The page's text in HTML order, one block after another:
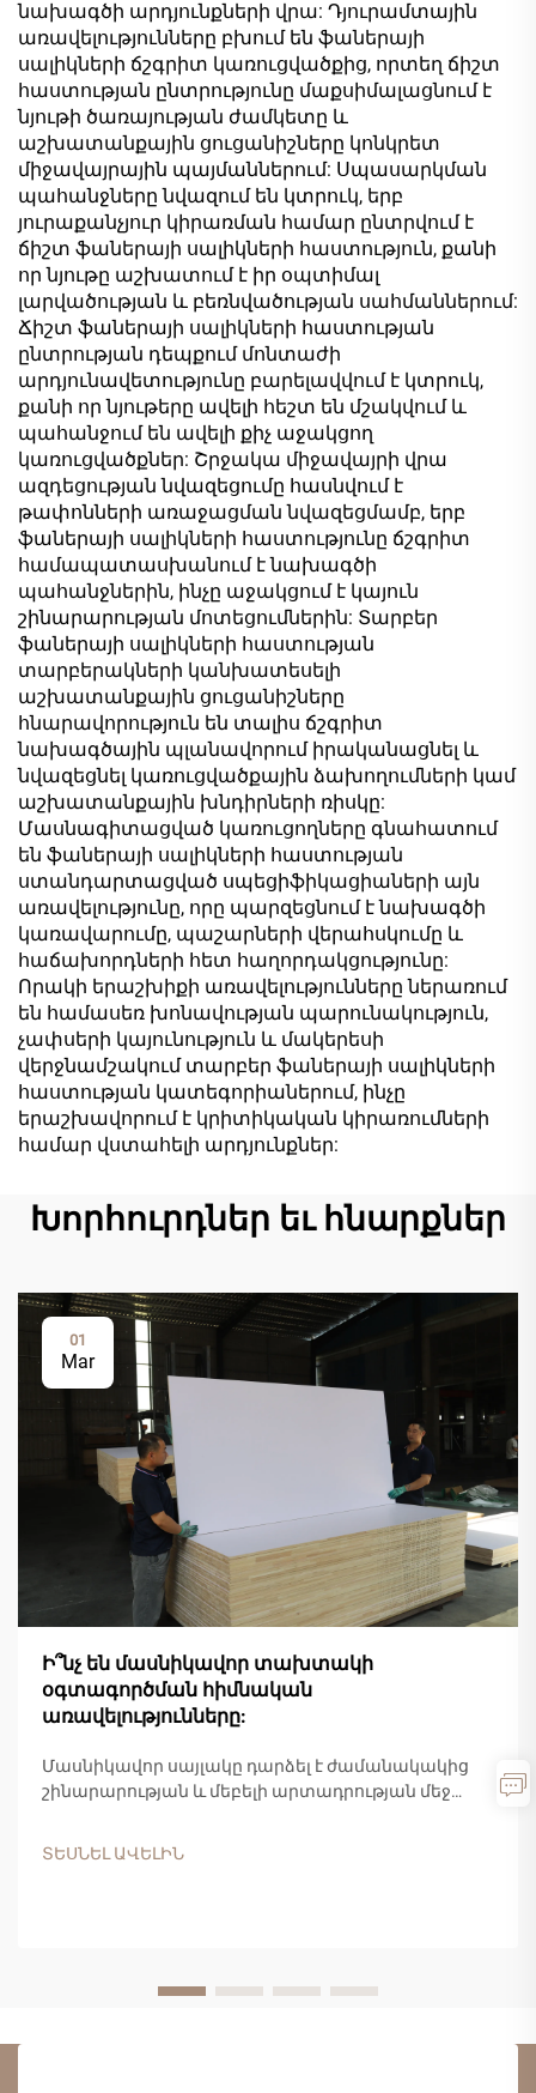
նախագծի արդյունքների վրա: Դյուրամտային
առավելությունները բխում են ֆաներայի
սալիկների ճշգրիտ կառուցվածքից, որտեղ ճիշտ
հաստության ընտրությունը մաքսիմալացնում է
նյութի ծառայության ժամկետը և
աշխատանքային ցուցանիշները կոնկրետ
միջավայրային պայմաններում: Սպասարկման
պահանջները նվազում են կտրուկ, երբ
յուրաքանչյուր կիրառման համար ընտրվում է
ճիշտ ֆաներայի սալիկների հաստություն, քանի
որ նյութը աշխատում է իր օպտիմալ
լարվածության և բեռնվածության սահմաններում:
Ճիշտ ֆաներայի սալիկների հաստության
ընտրության դեպքում մոնտաժի
արդյունավետությունը բարելավվում է կտրուկ,
քանի որ նյութերը ավելի հեշտ են մշակվում և
պահանջում են ավելի քիչ աջակցող
կառուցվածքներ: Շրջակա միջավայրի վրա
ազդեցության նվազեցումը հասնվում է
թափոնների առաջացման նվազեցմամբ, երբ
ֆաներայի սալիկների հաստությունը ճշգրիտ
համապատասխանում է նախագծի
պահանջներին, ինչը աջակցում է կայուն
շինարարության մոտեցումներին: Տարբեր
ֆաներայի սալիկների հաստության
տարբերակների կանխատեսելի
աշխատանքային ցուցանիշները
հնարավորություն են տալիս ճշգրիտ
նախագծային պլանավորում իրականացնել և
նվազեցնել կառուցվածքային ձախողումների կամ
աշխատանքային խնդիրների ռիսկը:
Մասնագիտացված կառուցողները գնահատում
են ֆաներայի սալիկների հաստության
ստանդարտացված սպեցիֆիկացիաների այն
առավելությունը, որը պարզեցնում է նախագծի
կառավարումը, պաշարների վերահսկումը և
հաճախորդների հետ հաղորդակցությունը:
Որակի երաշխիքի առավելությունները ներառում
են համասեռ խոնավության պարունակություն,
չափսերի կայունություն և մակերեսի
վերջնամշակում տարբեր ֆաներայի սալիկների
հաստության կատեգորիաներում, ինչը
երաշխավորում է կրիտիկական կիրառումների
համար վստահելի արդյունքներ:
Խորհուրդներ եւ հնարքներ
01
Mar
Ի՞նչ են մասնիկավոր տախտակի
օգտագործման հիմնական
առավելությունները:
Մասնիկավոր սայլակը դարձել է ժամանակակից
շինարարության և մեբելի արտադրության մեջ
մեկը: Այս բաղադրյալ նյութը, որը պատրաստված է
ՏԵՍՆԵԼ ԱՎԵԼԻՆ